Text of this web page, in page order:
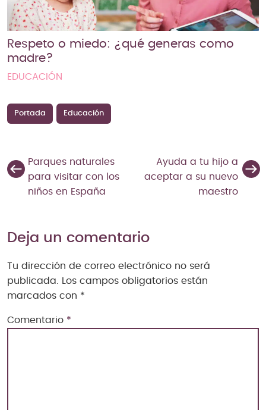
Respeto o miedo: ¿qué generas como
madre?
EDUCACIÓN
Portada Educación
Parques naturales
para visitar con los
niños en España
Ayuda a tu hijo a
aceptar a su nuevo
maestro
Deja un comentario
Tu dirección de correo electrónico no será
publicada.
Los campos obligatorios están
marcados con *
Comentario *